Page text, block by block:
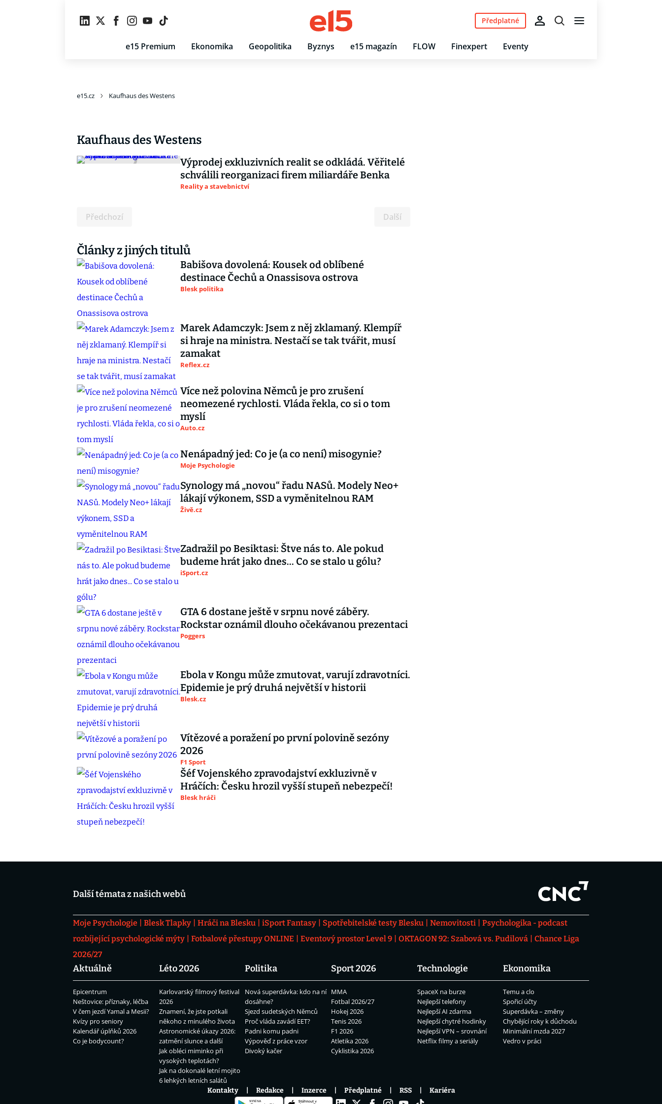
e15 Premium Ekonomika Geopolitika Byznys e15 magazín FLOW Finexpert Eventy
Předplatné
e15.cz Kaufhaus des Westens
Kaufhaus des Westens
Výprodej exkluzivních realit se odkládá. Věřitelé
schválili reorganizaci firem miliardáře Benka
Reality a stavebnictví
Předchozí Další
Články z jiných titulů
Babišova dovolená: Kousek od oblíbené
destinace Čechů a Onassisova ostrova
Blesk politika
Marek Adamczyk: Jsem z něj zklamaný. Klempíř
si hraje na ministra. Nestačí se tak tvářit, musí
zamakat
Reflex.cz
Více než polovina Němců je pro zrušení
neomezené rychlosti. Vláda řekla, co si o tom
myslí
Auto.cz
Nenápadný jed: Co je (a co není) misogynie?
Moje Psychologie
Synology má „novou“ řadu NASů. Modely Neo+
lákají výkonem, SSD a vyměnitelnou RAM
Živě.cz
Zadražil po Besiktasi: Štve nás to. Ale pokud
budeme hrát jako dnes... Co se stalo u gólu?
iSport.cz
GTA 6 dostane ještě v srpnu nové záběry.
Rockstar oznámil dlouho očekávanou prezentaci
Poggers
Ebola v Kongu může zmutovat, varují zdravotníci.
Epidemie je prý druhá největší v historii
Blesk.cz
Vítězové a poražení po první polovině sezóny
2026
F1 Sport
Šéf Vojenského zpravodajství exkluzivně v
Hráčích: Česku hrozil vyšší stupeň nebezpečí!
Blesk hráči
Další témata z našich webů
Moje Psychologie Blesk Tlapky Hráči na Blesku iSport Fantasy Spotřebitelské testy Blesku Nemovitosti
Psychologika - podcast
rozbíjející psychologické mýty
Fotbalové přestupy ONLINE Eventový prostor Level 9 OKTAGON 92: Szabová vs. Pudilová
Chance Liga
2026/27
Aktuálně
Epicentrum
Neštovice: příznaky, léčba
V čem jezdí Yamal a Mesii?
Kvízy pro seniory
Kalendář úplňků 2026
Co je bodycount?
Léto 2026
Karlovarský filmový festival
2026
Znamení, že jste potkali
někoho z minulého života
Astronomické úkazy 2026:
zatmění slunce a další
Jak obléci miminko při
vysokých teplotách?
Jak na dokonalé letní mojito
6 lehkých letních salátů
Politika
Nová superdávka: kdo na ní
dosáhne?
Sjezd sudetských Němců
Proč vláda zavádí EET?
Padni komu padni
Výpověď z práce vzor
Divoký kačer
Sport 2026
MMA
Fotbal 2026/27
Hokej 2026
Tenis 2026
F1 2026
Atletika 2026
Cyklistika 2026
Technologie
SpaceX na burze
Nejlepší telefony
Nejlepší AI zdarma
Nejlepší chytré hodinky
Nejlepší VPN – srovnání
Netflix filmy a seriály
Ekonomika
Temu a clo
Spořicí účty
Superdávka – změny
Chybějící roky k důchodu
Minimální mzda 2027
Vedro v práci
Kontakty Redakce Inzerce Předplatné RSS Kariéra